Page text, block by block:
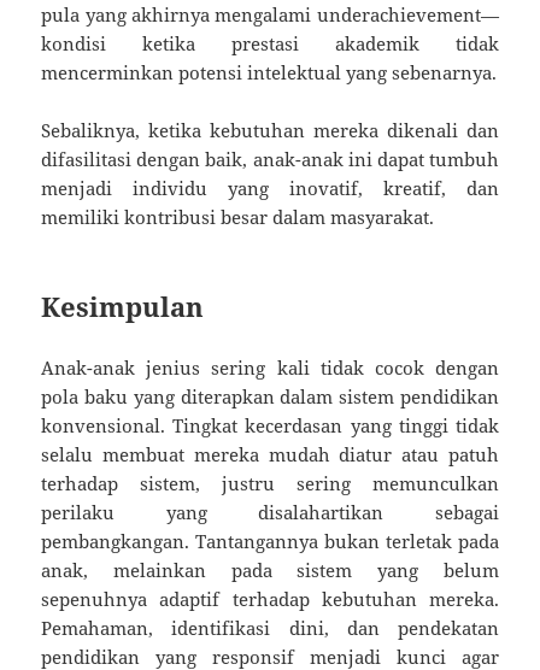
pula yang akhirnya mengalami underachievement—
kondisi ketika prestasi akademik tidak
mencerminkan potensi intelektual yang sebenarnya.
Sebaliknya, ketika kebutuhan mereka dikenali dan
difasilitasi dengan baik, anak-anak ini dapat tumbuh
menjadi individu yang inovatif, kreatif, dan
memiliki kontribusi besar dalam masyarakat.
Kesimpulan
Anak-anak jenius sering kali tidak cocok dengan
pola baku yang diterapkan dalam sistem pendidikan
konvensional. Tingkat kecerdasan yang tinggi tidak
selalu membuat mereka mudah diatur atau patuh
terhadap sistem, justru sering memunculkan
perilaku yang disalahartikan sebagai
pembangkangan. Tantangannya bukan terletak pada
anak, melainkan pada sistem yang belum
sepenuhnya adaptif terhadap kebutuhan mereka.
Pemahaman, identifikasi dini, dan pendekatan
pendidikan yang responsif menjadi kunci agar